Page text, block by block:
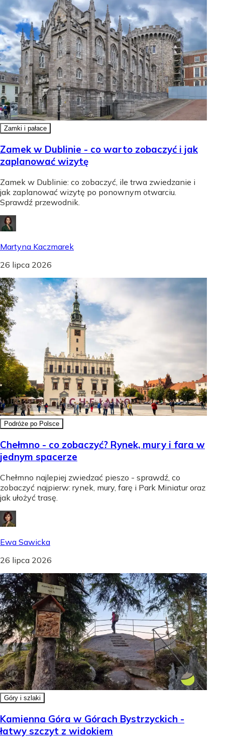
Zamki i pałace
Zamek w Dublinie - co warto zobaczyć i jak
zaplanować wizytę
Zamek w Dublinie: co zobaczyć, ile trwa zwiedzanie i
jak zaplanować wizytę po ponownym otwarciu.
Sprawdź przewodnik.
Martyna Kaczmarek
26 lipca 2026
Podróże po Polsce
Chełmno - co zobaczyć? Rynek, mury i fara w
jednym spacerze
Chełmno najlepiej zwiedzać pieszo - sprawdź, co
zobaczyć najpierw: rynek, mury, farę i Park Miniatur oraz
jak ułożyć trasę.
Ewa Sawicka
26 lipca 2026
Góry i szlaki
Kamienna Góra w Górach Bystrzyckich -
łatwy szczyt z widokiem